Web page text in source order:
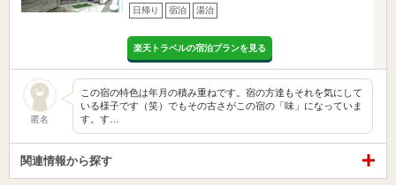
日帰り 宿泊 湯治
楽天トラベルの宿泊プランを見る
匿名
この宿の特色は年月の積み重ねです。宿の方達もそれを気にして
いる様子です（笑）でもその古さがこの宿の「味」になっていま
す。す…
関連情報から探す